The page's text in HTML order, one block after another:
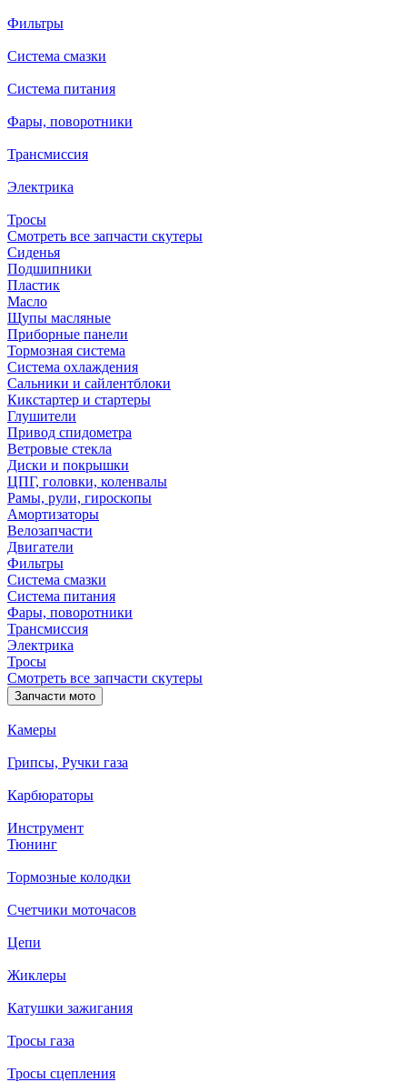
Фильтры
Система смазки
Система питания
Фары, поворотники
Трансмиссия
Электрика
Тросы
Смотреть все запчасти скутеры
Сиденья
Подшипники
Пластик
Масло
Щупы масляные
Приборные панели
Тормозная система
Система охлаждения
Сальники и сайлентблоки
Кикстартер и стартеры
Глушители
Привод спидометра
Ветровые стекла
Диски и покрышки
ЦПГ, головки, коленвалы
Рамы, рули, гироскопы
Амортизаторы
Велозапчасти
Двигатели
Фильтры
Система смазки
Система питания
Фары, поворотники
Трансмиссия
Электрика
Тросы
Смотреть все запчасти скутеры
Запчасти мото
Камеры
Грипсы, Ручки газа
Карбюраторы
Инструмент
Тюнинг
Тормозные колодки
Счетчики моточасов
Цепи
Жиклеры
Катушки зажигания
Тросы газа
Тросы сцепления